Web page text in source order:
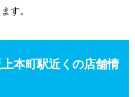
す。
本町駅近くの店舗情